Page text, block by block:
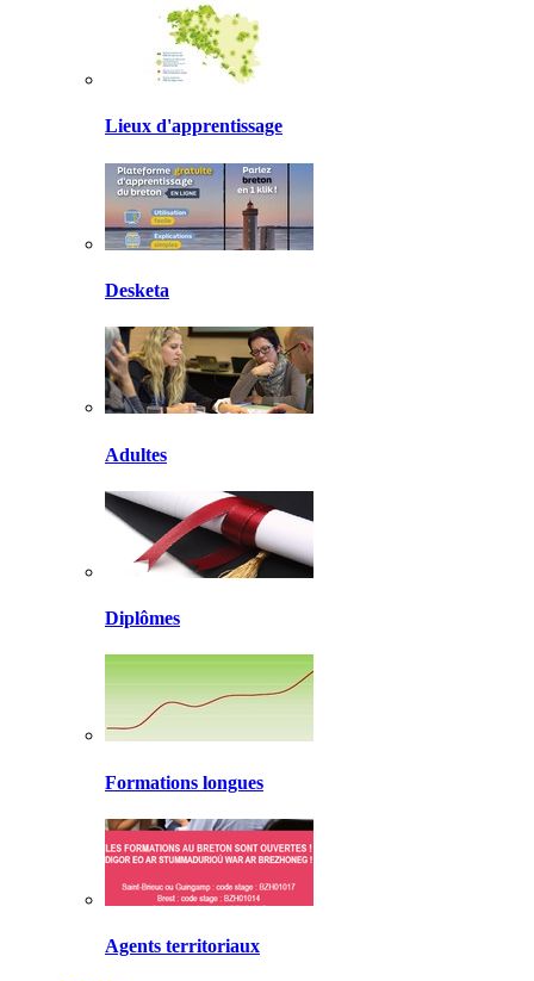
Lieux d'apprentissage
Desketa
Adultes
Diplômes
Formations longues
Agents territoriaux